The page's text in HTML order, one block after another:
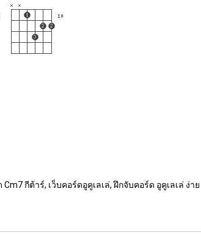
กีต้าร์, เว็บคอร์ดอูคูเลเล่, ฝึกจับคอร์ด อูคูเลเล่ ง่าย